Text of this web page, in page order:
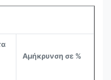
Αμήκρυνση σε %